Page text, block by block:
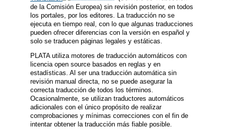
de la Comisión Europea) sin revisión posterior, en todos
los portales, por los editores. La traducción no se
ejecuta en tiempo real, con lo que algunas traducciones
pueden ofrecer diferencias con la versión en español y
solo se traducen páginas legales y estáticas.
PLATA utiliza motores de traducción automáticos con
licencia open source basados en reglas y en
estadísticas. Al ser una traducción automática sin
revisión manual directa, no se puede asegurar la
correcta traducción de todos los términos.
Ocasionalmente, se utilizan traductores automáticos
adicionales con el único propósito de realizar
comprobaciones y mínimas correcciones con el fin de
intentar obtener la traducción más fiable posible.